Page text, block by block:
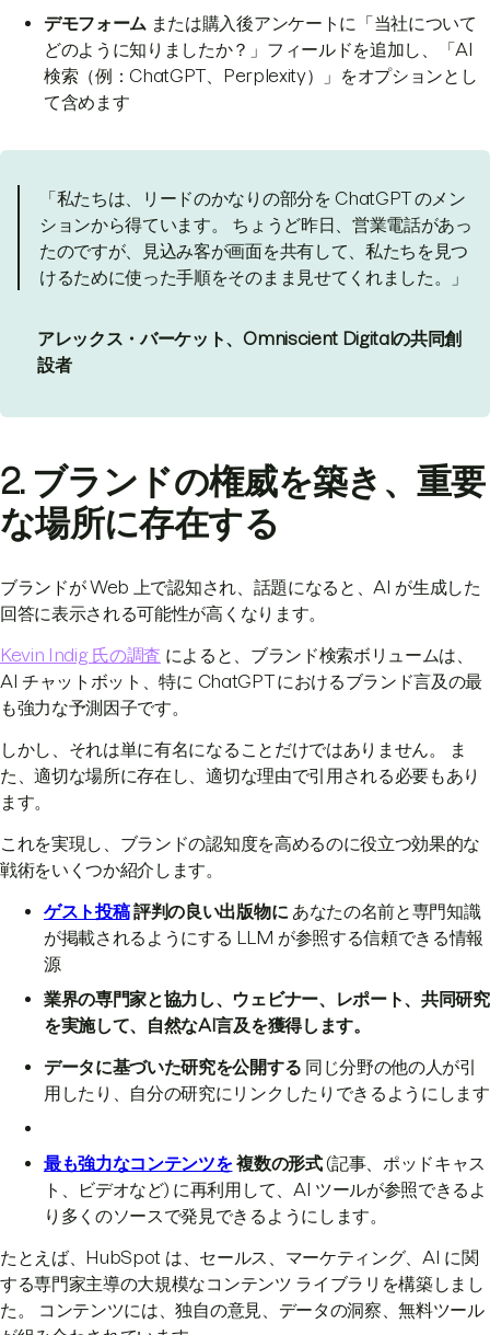
デモフォーム または購入後アンケートに「当社について
どのように知りましたか？」フィールドを追加し、「AI
検索（例：ChatGPT、Perplexity）」をオプションとし
て含めます
「私たちは、リードのかなりの部分を ChatGPT のメン
ションから得ています。 ちょうど昨日、営業電話があっ
たのですが、見込み客が画面を共有して、私たちを見つ
けるために使った手順をそのまま見せてくれました。」
アレックス・バーケット、Omniscient Digitalの共同創
設者
2. ブランドの権威を築き、重要
な場所に存在する
ブランドが Web 上で認知され、話題になると、AI が生成した
回答に表示される可能性が高くなります。
Kevin Indig 氏の調査 によると、ブランド検索ボリュームは、
AI チャットボット、特に ChatGPT におけるブランド言及の最
も強力な予測因子です。
しかし、それは単に有名になることだけではありません。 ま
た、適切な場所に存在し、適切な理由で引用される必要もあり
ます。
これを実現し、ブランドの認知度を高めるのに役立つ効果的な
戦術をいくつか紹介します。
ゲスト投稿評判の良い出版物に あなたの名前と専門知識
が掲載されるようにする LLM が参照する信頼できる情報
源
業界の専門家と協力し、ウェビナー、レポート、共同研究
を実施して、自然なAI言及を獲得します。
データに基づいた研究を公開する 同じ分野の他の人が引
用したり、自分の研究にリンクしたりできるようにします
最も強力なコンテンツを複数の形式(記事、ポッドキャス
ト、ビデオなど) に再利用して、AI ツールが参照できるよ
り多くのソースで発見できるようにします。
たとえば、HubSpot は、セールス、マーケティング、AI に関
する専門家主導の大規模なコンテンツ ライブラリを構築しまし
た。 コンテンツには、独自の意見、データの洞察、無料ツール